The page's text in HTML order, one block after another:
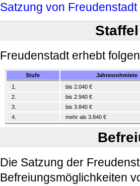
Satzung von Freudenstadt
Staffel
Freudenstadt erhebt
Stufe
Jahresrohmiete
1.
bis 2.040 €
2.
bis 2.940 €
3.
bis 3.840 €
4.
mehr als 3.840 €
Die Satzung der
Befreiungsmöglichkeiten